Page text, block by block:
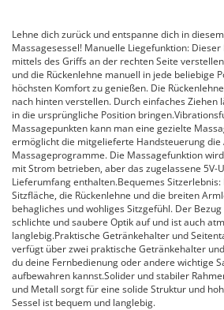
Lehne dich zurück und entspanne dich in
Massagesessel! Manuelle Liegefunktion: Dieser
mittels des Griffs an der rechten Seite
und die Rückenlehne manuell in jede beliebige
höchsten Komfort zu genießen. Die
nach hinten verstellen. Durch einfaches Ziehen
in die ursprüngliche Position
Massagepunkten kann man eine gezielte
ermöglicht die mitgelieferte Handsteuerung die
Massageprogramme. Die Massagefunktion
mit Strom betrieben, aber das zugelassene 5V-
Lieferumfang enthalten.Bequemes
Sitzfläche, die Rückenlehne und die breiten
behagliches und wohliges Sitzgefühl. Der
schlichte und saubere Optik auf und ist auch
langlebig.Praktische Getränkehalter und
verfügt über zwei praktische Getränkehalter
du deine Fernbedienung oder andere wichtige
aufbewahren kannst.Solider und stabiler
und Metall sorgt für eine solide Struktur und
Sessel ist bequem und langlebig.